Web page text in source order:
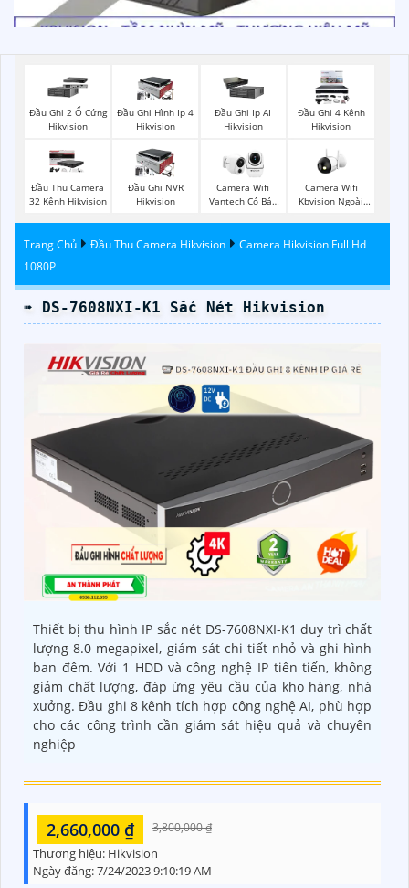
Đầu Ghi 2 Ổ Cứng
Hikvision
Đầu Ghi Hình Ip 4
Hikvision
Đầu Ghi Ip AI
Hikvision
Đầu Ghi 4 Kênh
Hikvision
Đầu Thu Camera
32 Kênh Hikvision
Đầu Ghi NVR
Hikvision
Camera Wifi
Vantech Có Báo
Camera Wifi
Kbvision Ngoài
Trang Chủ Đầu Thu Camera Hikvision
Camera Hikvision Full Hd
1080P
➠ DS-7608NXI-K1 Sắc Nét Hikvision
Thiết bị thu hình IP sắc nét DS-7608NXI-K1 duy trì chất
lượng 8.0 megapixel, giám sát chi tiết nhỏ và ghi hình
ban đêm. Với 1 HDD và công nghệ IP tiên tiến, không
giảm chất lượng, đáp ứng yêu cầu của kho hàng, nhà
xưởng. Đầu ghi 8 kênh tích hợp công nghệ AI, phù hợp
cho các công trình cần giám sát hiệu quả và chuyên
nghiệp
2,660,000 ₫ 3,800,000 ₫
Thương hiệu: Hikvision
Ngày đăng:7/24/2023 9:10:19 AM